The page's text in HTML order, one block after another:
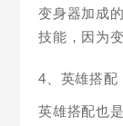
变身器加成
技能，因为
4、英雄搭配
英雄搭配也